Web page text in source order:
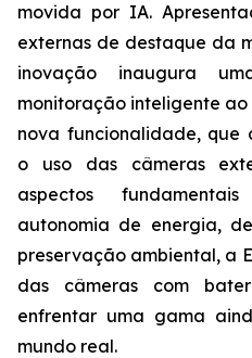
movida por IA.
externas de destaque da
inovação inaugura
monitoração inteligente ao
nova funcionalidade, que
o uso das câmeras
aspectos
autonomia de energia,
preservação ambiental, a
das câmeras com
enfrentar uma gama
mundo real.